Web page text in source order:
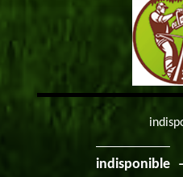
indisponible -